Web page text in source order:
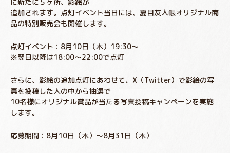
追加されます。点灯イベント当日には、夏目友人帳オリジナル商
品の特別販売会も開催します。
点灯イベント：8月10日（木）19:30～
※翌日以降は18:00～22:00で点灯
さらに、影絵の追加点灯にあわせて、X（Twitter）で影絵の写
真を投稿した人の中から抽選で
10名様にオリジナル賞品が当たる写真投稿キャンペーンを実施
します。
応募期間：8月10日（木）～8月31日（木）